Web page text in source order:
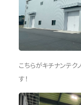
こちらがキチナンテ
す！